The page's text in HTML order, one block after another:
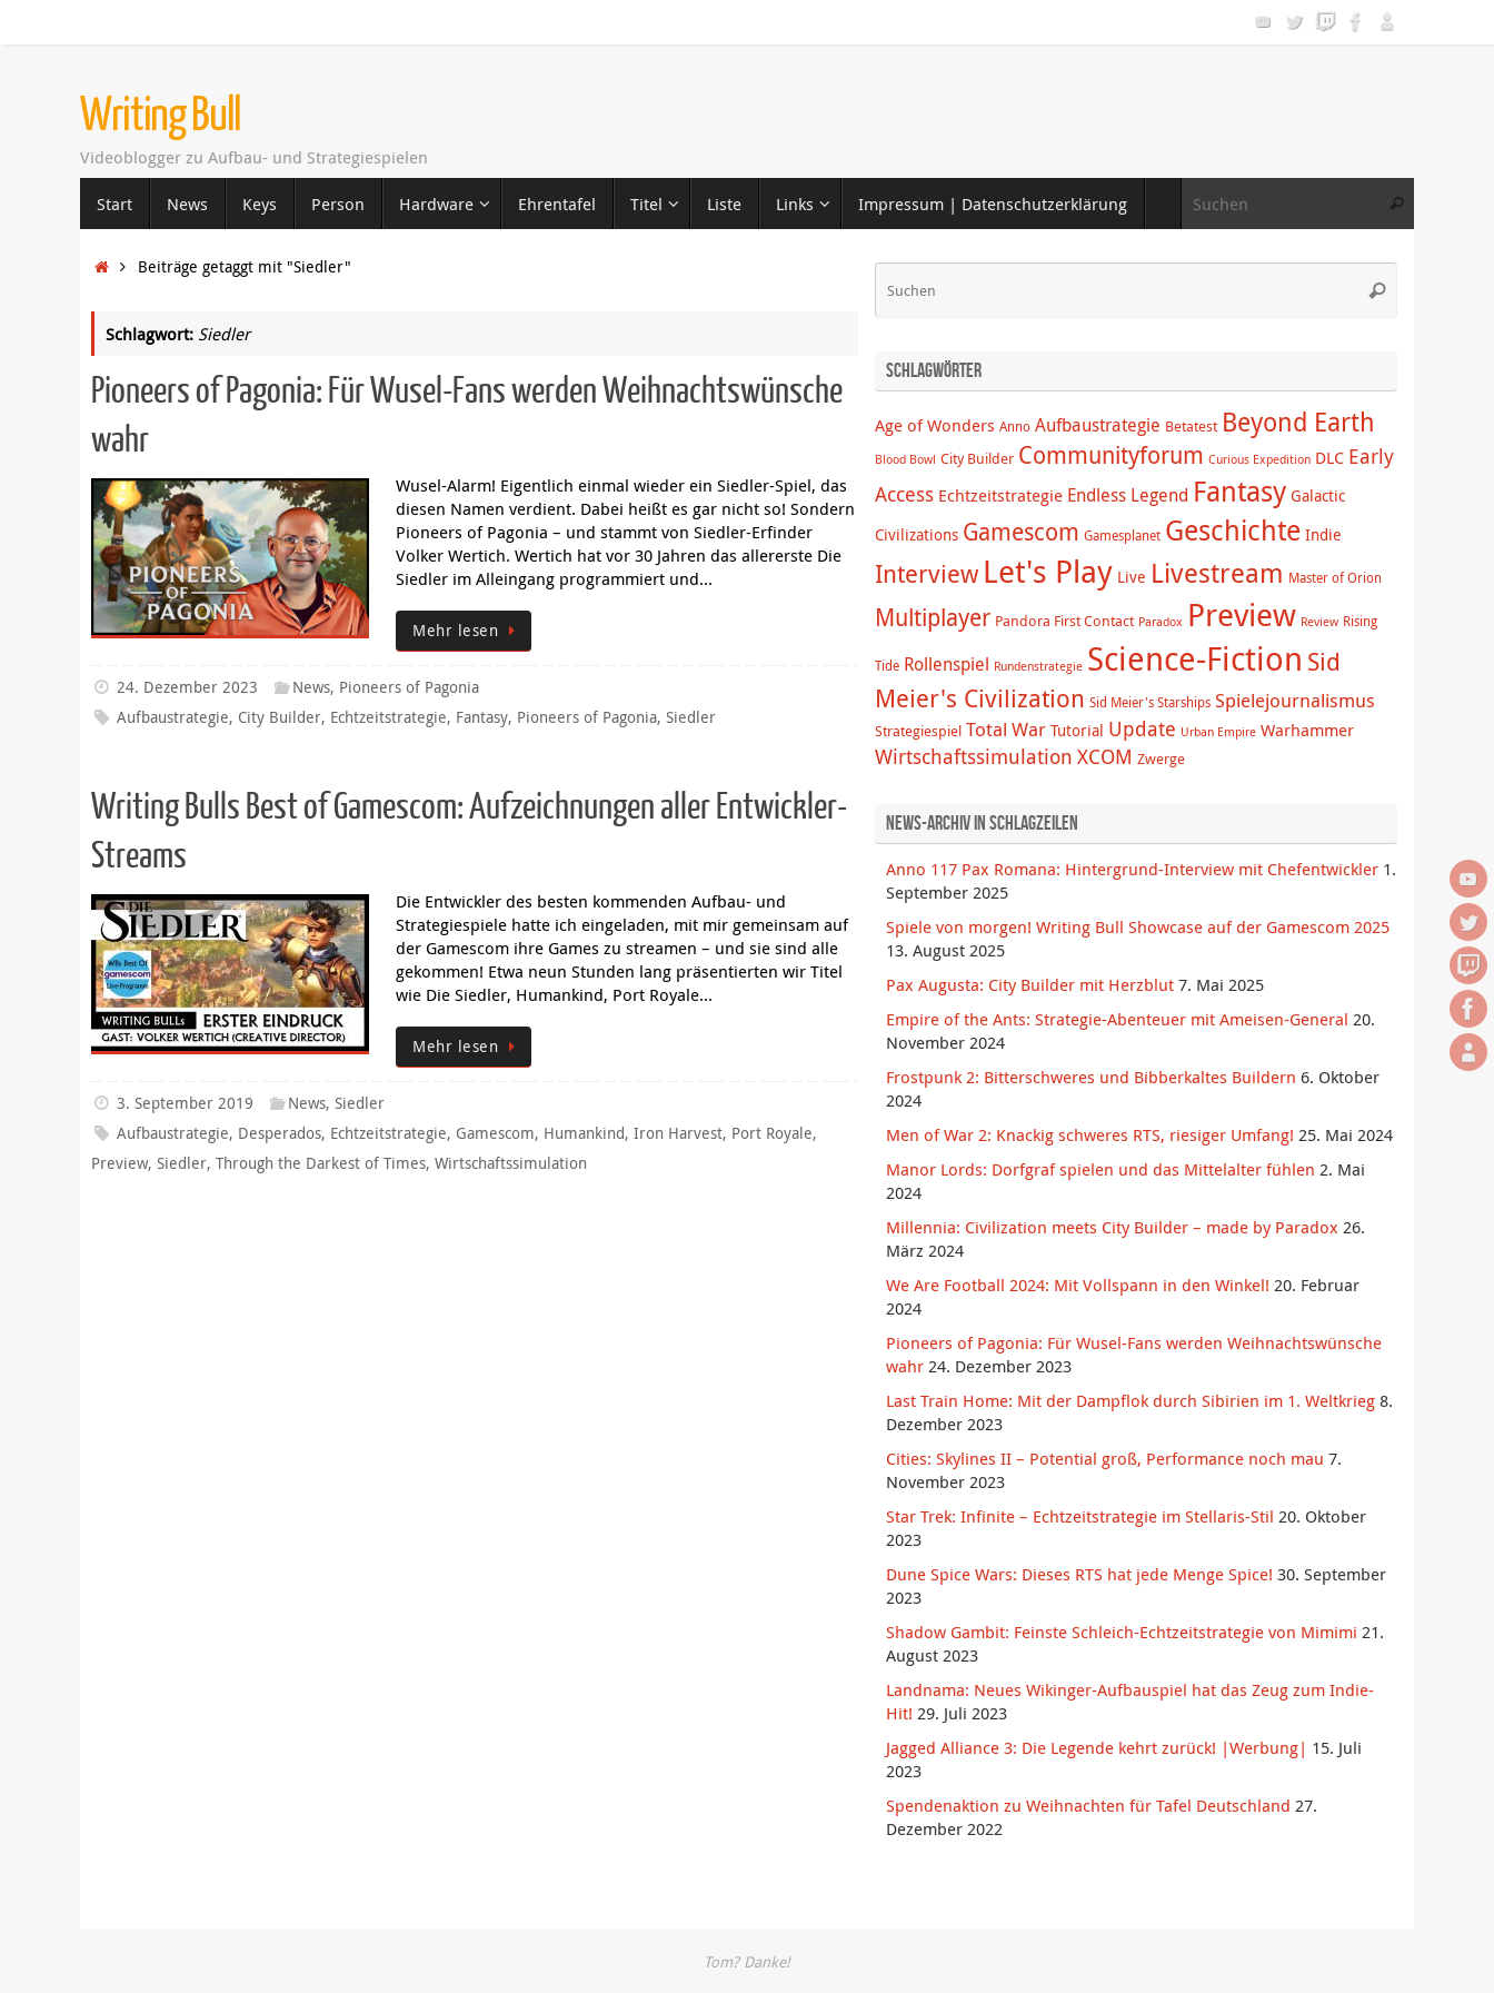
Writing Bull
Videoblogger zu Aufbau- und Strategiespielen
Inhalt
springen
Start News Keys Person Hardware Ehrentafel Titel Liste Links Impressum | Datenschutzerklärung Suchen
Startseite
Beiträge getaggt mit "Siedler"
Schlagwort: Siedler
Pioneers of Pagonia: Für Wusel-Fans werden Weihnachtswünsche
wahr
Wusel-Alarm! Eigentlich einmal wieder ein Siedler-Spiel, das
diesen Namen verdient. Dabei heißt es gar nicht so! Sondern
Pioneers of Pagonia – und stammt von Siedler-Erfinder
Volker Wertich. Wertich hat vor 30 Jahren das allererste Die
Siedler im Alleingang programmiert und…
Mehr lesen
24. Dezember 2023 News, Pioneers of Pagonia
Aufbaustrategie, City Builder, Echtzeitstrategie, Fantasy, Pioneers of Pagonia,Siedler
Writing Bulls Best of Gamescom: Aufzeichnungen aller Entwickler-
Streams
Die Entwickler des besten kommenden Aufbau- und
Strategiespiele hatte ich eingeladen, mit mir gemeinsam auf
der Gamescom ihre Games zu streamen – und sie sind alle
gekommen! Etwa neun Stunden lang präsentierten wir Titel
wie Die Siedler, Humankind, Port Royale…
Mehr lesen
3. September 2019 News,Siedler
Aufbaustrategie, Desperados, Echtzeitstrategie, Gamescom, Humankind,Iron Harvest, Port Royale,
Preview, Siedler, Through the Darkest of Times, Wirtschaftssimulation
Suchen
Schlagwörter
Age of Wonders Anno Aufbaustrategie Betatest Beyond Earth
Blood Bowl City Builder Communityforum Curious Expedition DLC Early
Access Echtzeitstrategie Endless Legend Fantasy Galactic
Civilizations Gamescom Gamesplanet Geschichte Indie
Interview Let's Play Live Livestream Master of Orion
Multiplayer Pandora First Contact Paradox Preview Review Rising
Tide Rollenspiel Rundenstrategie Science-Fiction Sid
Meier's Civilization Sid Meier's Starships Spielejournalismus
Strategiespiel Total War Tutorial Update Urban Empire Warhammer
Wirtschaftssimulation XCOM Zwerge
News-Archiv in Schlagzeilen
Anno 117 Pax Romana: Hintergrund-Interview mit Chefentwickler 1.
September 2025
Spiele von morgen! Writing Bull Showcase auf der Gamescom 2025
13. August 2025
Pax Augusta: City Builder mit Herzblut 7. Mai 2025
Empire of the Ants: Strategie-Abenteuer mit Ameisen-General 20.
November 2024
Frostpunk 2: Bitterschweres und Bibberkaltes Buildern 6. Oktober
2024
Men of War 2: Knackig schweres RTS, riesiger Umfang! 25. Mai 2024
Manor Lords: Dorfgraf spielen und das Mittelalter fühlen 2. Mai
2024
Millennia: Civilization meets City Builder – made by Paradox 26.
März 2024
We Are Football 2024: Mit Vollspann in den Winkel! 20. Februar
2024
Pioneers of Pagonia: Für Wusel-Fans werden Weihnachtswünsche
wahr 24. Dezember 2023
Last Train Home: Mit der Dampflok durch Sibirien im 1. Weltkrieg 8.
Dezember 2023
Cities: Skylines II – Potential groß, Performance noch mau 7.
November 2023
Star Trek: Infinite – Echtzeitstrategie im Stellaris-Stil 20. Oktober
2023
Dune Spice Wars: Dieses RTS hat jede Menge Spice! 30. September
2023
Shadow Gambit: Feinste Schleich-Echtzeitstrategie von Mimimi 21.
August 2023
Landnama: Neues Wikinger-Aufbauspiel hat das Zeug zum Indie-
Hit! 29. Juli 2023
Jagged Alliance 3: Die Legende kehrt zurück! |Werbung| 15. Juli
2023
Spendenaktion zu Weihnachten für Tafel Deutschland 27.
Dezember 2022
Tom? Danke!